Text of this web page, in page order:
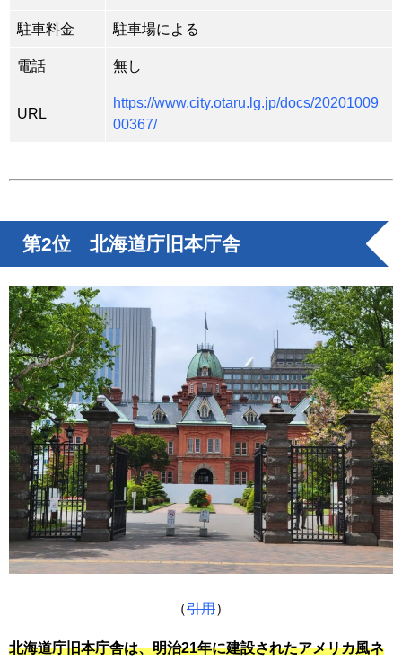
駐車料金 駐車場による
電話 無し
URL
https://www.city.otaru.lg.jp/docs/20201009
00367/
第2位 北海道庁旧本庁舎
（引用）
北海道庁旧本庁舎は、明治21年に建設されたアメリカ風ネ